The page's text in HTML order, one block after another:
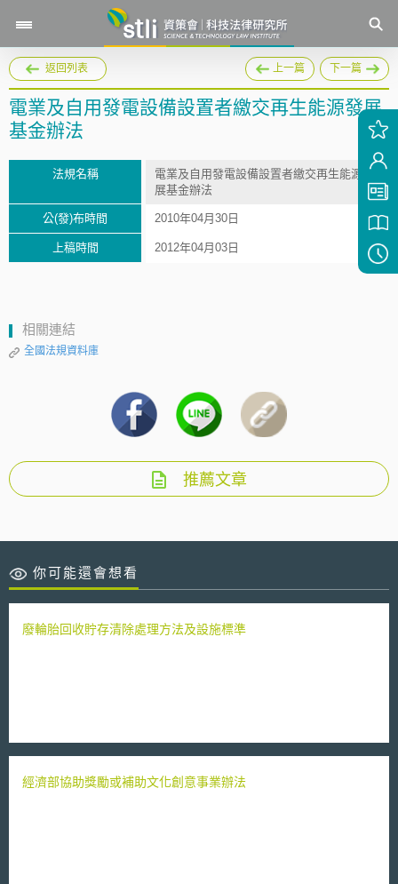
返回列表 上一篇 下一篇
電業及自用發電設備設置者繳交再生能源發展
基金辦法
法規名稱
電業及自用發電設備設置者繳交再生能源發
展基金辦法
公(發)布時間 2010年04月30日
上稿時間 2012年04月03日
相關連結
全國法規資料庫
推薦文章
你可能還會想看
廢輪胎回收貯存清除處理方法及設施標準
經濟部協助獎勵或補助文化創意事業辦法